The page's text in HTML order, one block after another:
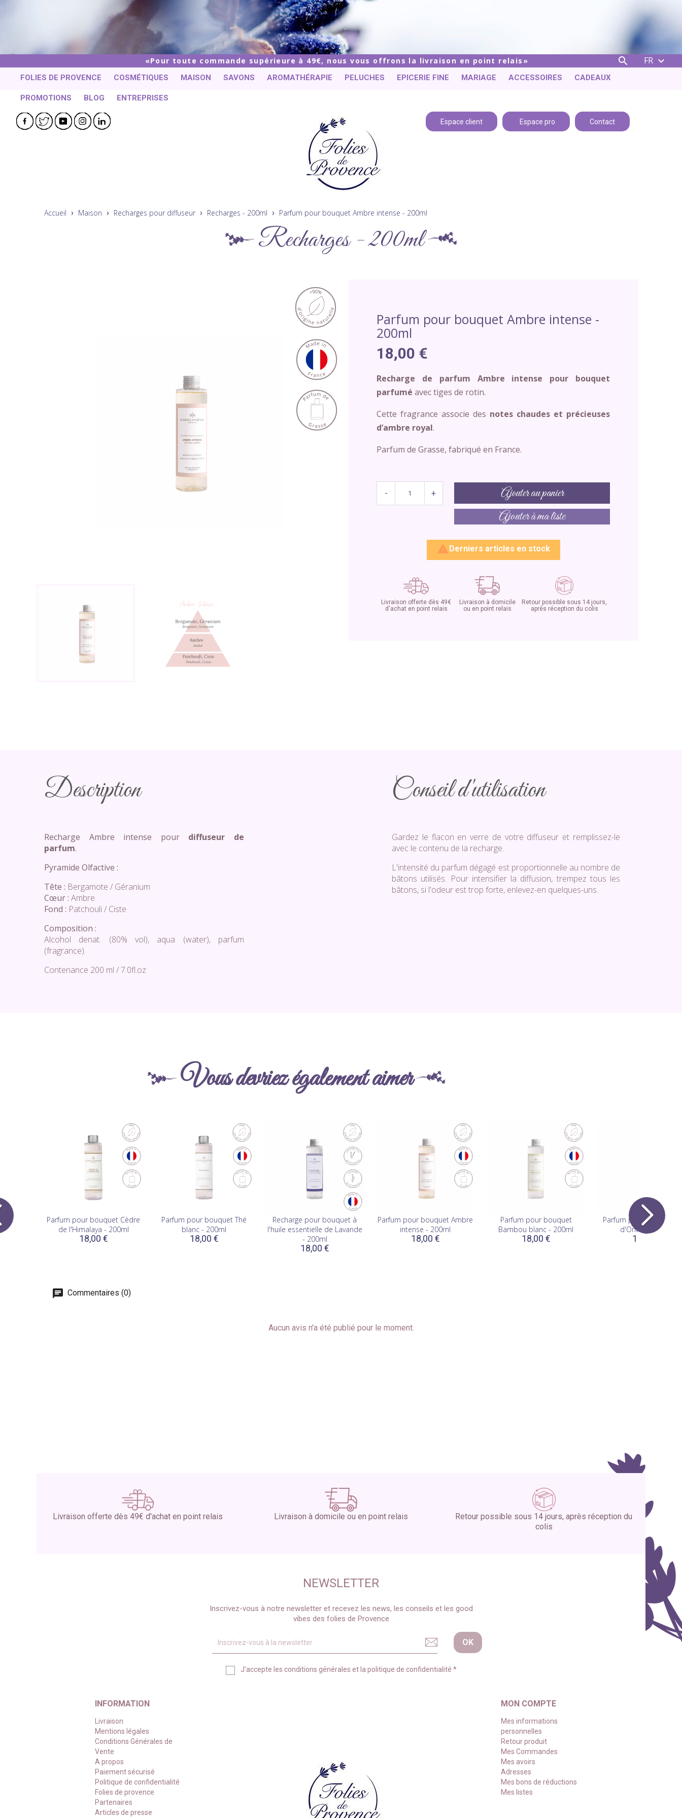
Pour toute commande supérieure à 49€, nous vous offrons la livraison en point relais  FR 
FOLIES DE PROVENCE COSMÉTIQUES MAISON SAVONS AROMATHÉRAPIE PELUCHES EPICERIE FINE MARIAGE ACCESSOIRES CADEAUX
PROMOTIONS BLOG ENTREPRISES
Facebook
TwitterYouTubeInstagram Espace client Espace pro Contact
Accueil Maison Recharges pour diffuseur Recharges - 200ml Parfum pour bouquet Ambre intense - 200ml
Recharges - 200ml
Parfum pour bouquet Ambre intense -
200ml
18,00 €
Recharge de parfum Ambre intense pour bouquet
parfumé avec tiges de rotin.
Cette fragrance associe des notes chaudes et précieuses
d’ambre royal.
Parfum de Grasse, fabriqué en France.
- + Ajouter au panier
Ajouter à ma liste
 Derniers articles en stock
Livraison offerte dès 49€
d'achat en point relais
Livraison à domicile
ou en point relais
Retour possible sous 14 jours,
après réception du colis
Description
Recharge Ambre intense pour diffuseur de
parfum.
Pyramide Olfactive :
Tête : Bergamote / Géranium
Cœur : Ambre
Fond : Patchouli / Ciste
Composition :
Alcohol denat. (80% vol), aqua (water), parfum
(fragrance).
Contenance 200 ml / 7.0fl.oz
Conseil d'utilisation
Gardez le flacon en verre de votre diffuseur et remplissez-le
avec le contenu de la recharge.
L'intensité du parfum dégagé est proportionnelle au nombre de
bâtons utilisés. Pour intensifier la diffusion, trempez tous les
bâtons, si l'odeur est trop forte, enlevez-en quelques-uns.
Vous devriez également aimer
Parfum pour bouquet Cèdre
de l'Himalaya - 200ml
18,00 €
Parfum pour bouquet Thé
blanc - 200ml
18,00 €
Recharge pour bouquet à
l'huile essentielle de Lavande
- 200ml
18,00 €
Parfum pour bouquet Ambre
intense - 200ml
18,00 €
Parfum pour bouquet
Bambou blanc - 200ml
18,00 €
Parfum pour bouquet
d'Orient - 200ml
18,00 €
Commentaires (0)
Aucun avis n'a été publié pour le moment.
Livraison offerte dès 49€ d'achat en point relais Livraison à domicile ou en point relais
Retour possible sous 14 jours, après réception du
colis
NEWSLETTER
Inscrivez-vous à notre newsletter et recevez les news, les conseils et les good
vibes des folies de Provence
J'accepte les conditions générales et la politique de confidentialité *
INFORMATION
Livraison
Mentions légales
Conditions Générales de
Vente
A propos
Paiement sécurisé
Politique de confidentialité
Folies de provence
Partenaires
Articles de presse
MON COMPTE
Mes informations
personnelles
Retour produit
Mes Commandes
Mes avoirs
Adresses
Mes bons de réductions
Mes listes